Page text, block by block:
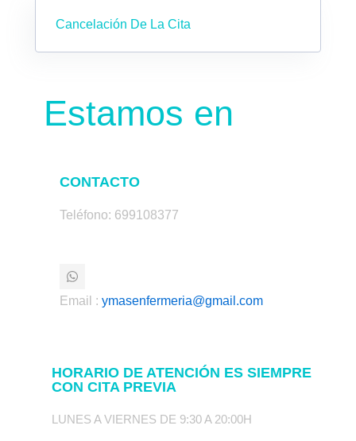
Cancelación De La Cita
Estamos en
CONTACTO
Teléfono: 699108377
W
h
a
t
Email : ymasenfermeria@gmail.com
HORARIO DE ATENCIÓN ES SIEMPRE
CON CITA PREVIA
LUNES A VIERNES DE 9:30 A 20:00H